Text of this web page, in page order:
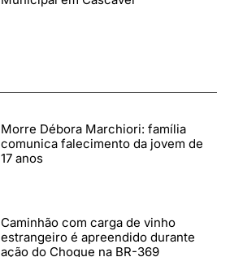
Morre Débora Marchiori: família
comunica falecimento da jovem de
17 anos
Caminhão com carga de vinho
estrangeiro é apreendido durante
ação do Choque na BR-369